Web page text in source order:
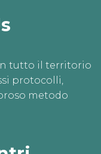
tutto il territorio
protocolli,
metodo